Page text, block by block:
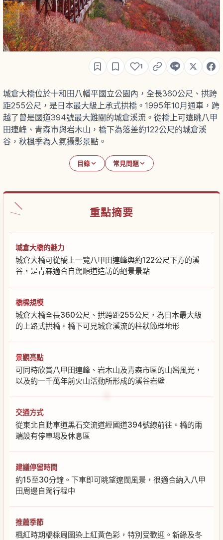
1
城倉大橋位於十和田八幡平國立公園內，全長360公尺、拱跨
距255公尺，是日本最大級上承式拱橋。1995年10月通車，跨
越了曾是國道394號最大難關的城倉溪流。從橋上可遠眺八甲
田連峰、青森市與岩木山，橋下為落差約122公尺的城倉溪
谷，秋楓季為人氣攝影景點。
目錄 常見問題
重點摘要
城倉大橋的魅力
城倉大橋可從橋上一覽八甲田連峰與約122公尺下方的溪
谷，是青森適合自駕順道造訪的絕景景點
橋樑規模
城倉大橋全長360公尺、拱跨距255公尺，為日本最大級
的上路式拱橋。橋下可見城倉溪流的柱狀節理地形
景觀亮點
可同時欣賞八甲田連峰、岩木山及青森市區的山巒風光，
以及約一千萬年前火山活動所形成的溪谷岩壁
交通方式
從東北自動車道黑石交流道經國道394號線前往。橋的兩
端設有停車場及休息區
建議停留時間
約15至30分鐘。下車即可眺望遼闊風景，很適合納入八甲
田周邊自駕行程中
推薦季節
楓紅時期橋樑周圍染上紅黃色彩，特別受歡迎。新綠及冬